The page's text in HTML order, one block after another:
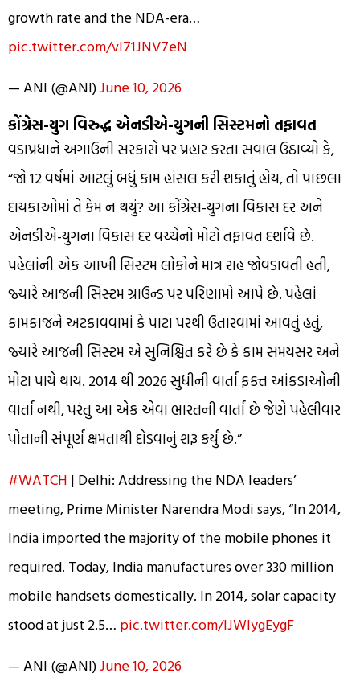
growth rate and the NDA-era…
pic.twitter.com/vl71JNV7eN
— ANI (@ANI)June 10, 2026
કોંગ્રેસ-યુગ વિરુદ્ધ એનડીએ-યુગની સિસ્ટમનો તફાવત
વડાપ્રધાને અગાઉની સરકારો પર પ્રહાર કરતા સવાલ ઉઠાવ્યો કે,
“જો 12 વર્ષમાં આટલું બધું કામ હાંસલ કરી શકાતું હોય, તો પાછલા
દાયકાઓમાં તે કેમ ન થયું? આ કોંગ્રેસ-યુગના વિકાસ દર અને
એનડીએ-યુગના વિકાસ દર વચ્ચેનો મોટો તફાવત દર્શાવે છે.
પહેલાંની એક આખી સિસ્ટમ લોકોને માત્ર રાહ જોવડાવતી હતી,
જ્યારે આજની સિસ્ટમ ગ્રાઉન્ડ પર પરિણામો આપે છે. પહેલાં
કામકાજને અટકાવવામાં કે પાટા પરથી ઉતારવામાં આવતું હતું,
જ્યારે આજની સિસ્ટમ એ સુનિશ્ચિત કરે છે કે કામ સમયસર અને
મોટા પાયે થાય. 2014 થી 2026 સુધીની વાર્તા ફક્ત આંકડાઓની
વાર્તા નથી, પરંતુ આ એક એવા ભારતની વાર્તા છે જેણે પહેલીવાર
પોતાની સંપૂર્ણ ક્ષમતાથી દોડવાનું શરૂ કર્યું છે.”
#WATCH | Delhi: Addressing the NDA leaders’
meeting, Prime Minister Narendra Modi says, “In 2014,
India imported the majority of the mobile phones it
required. Today, India manufactures over 330 million
mobile handsets domestically. In 2014, solar capacity
stood at just 2.5… pic.twitter.com/lJWlygEygF
— ANI (@ANI)June 10, 2026